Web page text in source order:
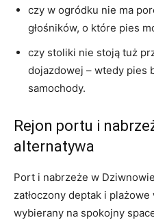
czy w ogródku nie ma
głośników, o które pies
czy stoliki nie stoją tuż
dojazdowej – wtedy pies
samochody.
Rejon portu i
alternatywa
Port i nabrzeże w
zatłoczony deptak i
wybierany na spokojny